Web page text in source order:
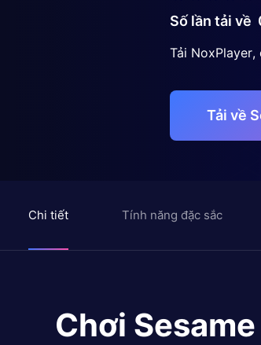
Số lần tải về
Tải
Tải về
Chi tiết Tính năng đặc sắc
Chơi